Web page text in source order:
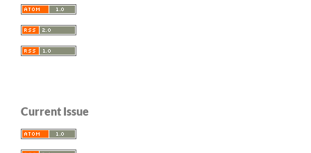
Current Issue